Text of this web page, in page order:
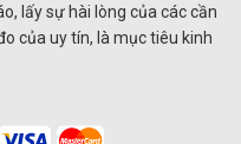
lấy sự hài lòng của các cần
của uy tín, là mục tiêu kinh